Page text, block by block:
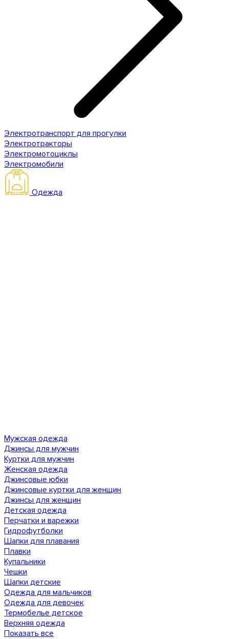
Электротранспорт для прогулки
Электротракторы
Электромотоциклы
Электромобили
Одежда
Мужская одежда
Джинсы для мужчин
Куртки для мужчин
Женская одежда
Джинсовые юбки
Джинсовые куртки для женщин
Джинсы для женщин
Детская одежда
Перчатки и варежки
Гидрофутболки
Шапки для плавания
Плавки
Купальники
Чешки
Шапки детские
Одежда для мальчиков
Одежда для девочек
Термобелье детское
Верхняя одежда
Показать все